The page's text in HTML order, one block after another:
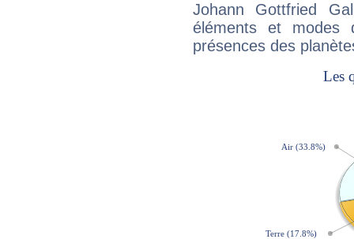
Johann Gottfried
éléments et modes
présences des